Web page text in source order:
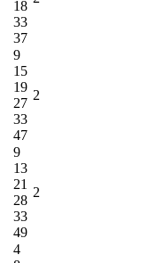
18
33
37
9
15
19
27
33
47
2
9
13
21
28
33
49
2
4